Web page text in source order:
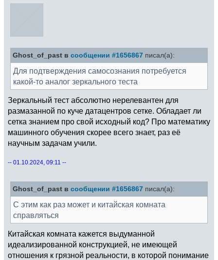
Ghost_of_past в сообщении #1656867 писал(а):
Для подтверждения самосознания потребуется
какой-то аналог зеркального теста
Зеркальный тест абсолютно нерелевантен для
размазанной по куче датацентров сетке. Обладает ли
сетка знанием про свой исходный код? Про математику
машинного обучения скорее всего знает, раз её
научным задачам учили.
-- 01.10.2024, 09:11 --
Ghost_of_past в сообщении #1656867 писал(а):
С этим как раз может и китайская комната
справляться
Китайская комната кажется выдуманной
идеализированной конструкцией, не имеющей
отношения к грязной реальности, в которой понимание